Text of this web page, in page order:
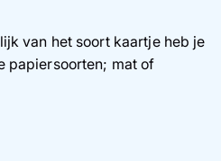
van het soort kaartje heb je
papiersoorten; mat of